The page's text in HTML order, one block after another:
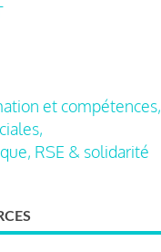
et compétences,
RSE & solidarité